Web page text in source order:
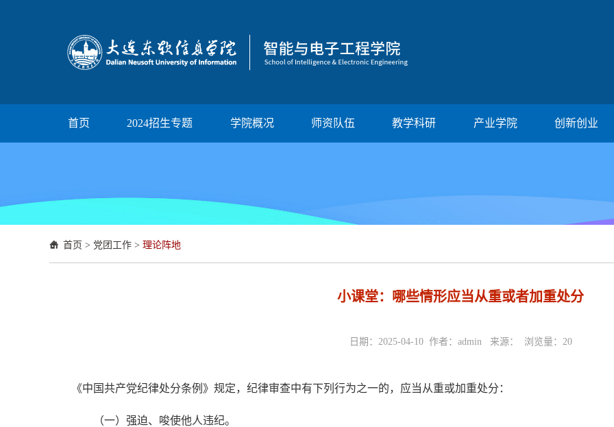
首页 2024招生专题 学院概况 师资队伍 教学科研 产业学院 创新创业
首页 > 党团工作 > 理论阵地
小课堂：哪些情形应当从重或者加重处分
日期：2025-04-10 作者：admin 来源： 浏览量： 20
《中国共产党纪律处分条例》规定，纪律审查中有下列行为之一的，应当从重或加重处分：
（一）强迫、唆使他人违纪。